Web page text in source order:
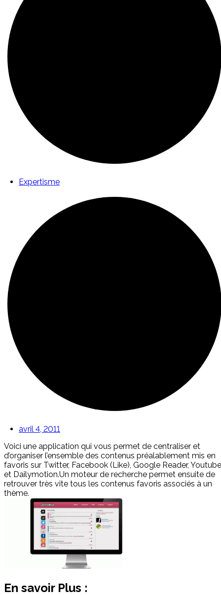
Expertisme
avril 4, 2011
Voici une application qui vous permet de centraliser et
d’organiser l’ensemble des contenus préalablement mis en
favoris sur Twitter, Facebook (Like), Google Reader, Youtube
et Dailymotion.Un moteur de recherche permet ensuite de
retrouver très vite tous les contenus favoris associés à un
thème.
En savoir Plus :